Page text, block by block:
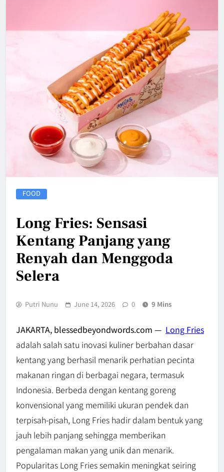
FOOD
Long Fries: Sensasi
Kentang Panjang yang
Renyah dan Menggoda
Selera
Putri Nunu June 14, 2026 0 9 Mins
JAKARTA, blessedbeyondwords.com — Long Fries
adalah salah satu inovasi kuliner berbahan dasar
kentang yang berhasil menarik perhatian pecinta
makanan ringan di berbagai negara, termasuk
Indonesia. Berbeda dengan kentang goreng
konvensional yang memiliki ukuran pendek dan
terpisah-pisah, Long Fries hadir dalam bentuk yang
jauh lebih panjang sehingga memberikan
pengalaman makan yang unik dan menarik.
Popularitas Long Fries semakin meningkat seiring